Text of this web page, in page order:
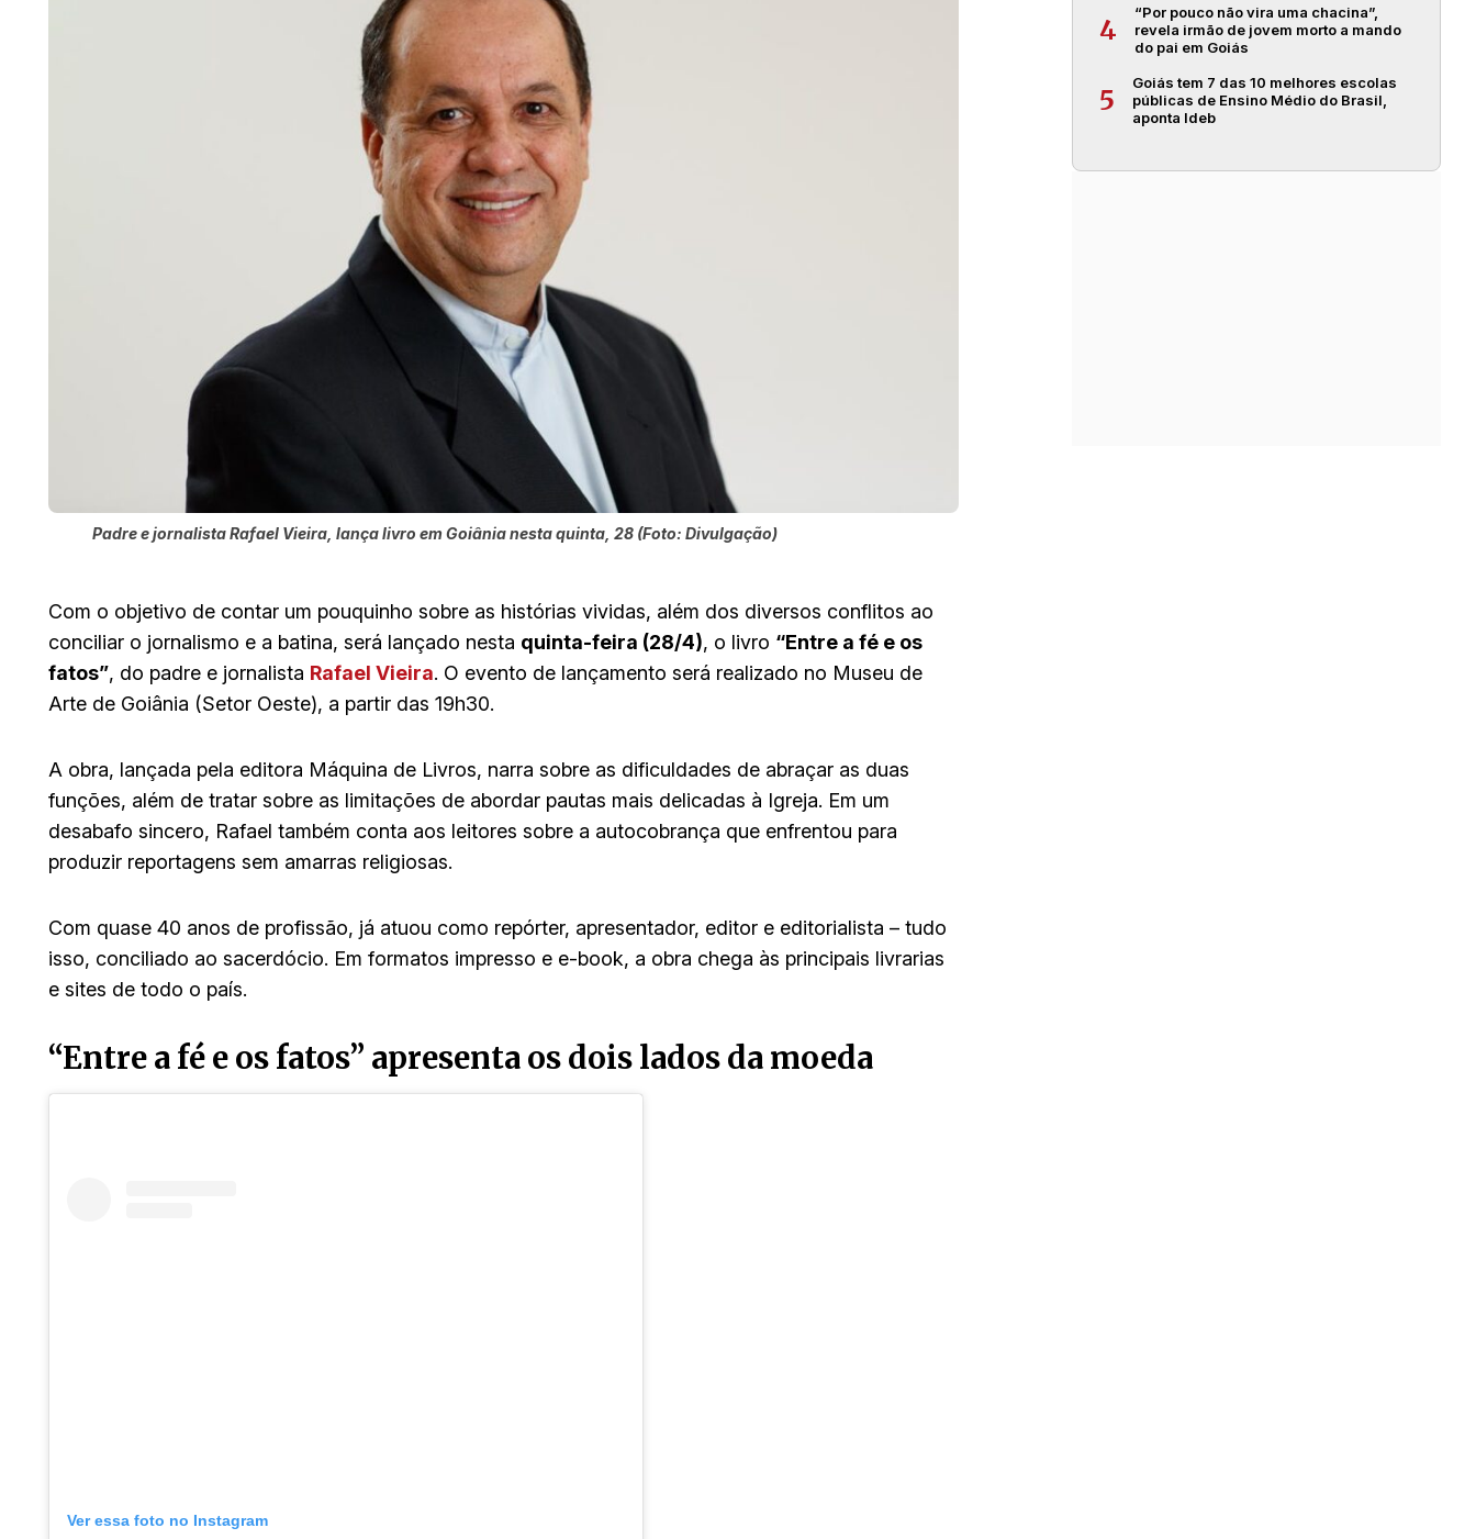
Padre e jornalista Rafael Vieira, lança livro em Goiânia nesta quinta, 28 (Foto: Divulgação)
Com o objetivo de contar um pouquinho sobre as histórias vividas, além dos diversos conflitos ao
conciliar o jornalismo e a batina, será lançado nesta quinta-feira (28/4), o livro “Entre a fé e os
fatos”, do padre e jornalista Rafael Vieira. O evento de lançamento será realizado no Museu de
Arte de Goiânia (Setor Oeste), a partir das 19h30.
A obra, lançada pela editora Máquina de Livros, narra sobre as dificuldades de abraçar as duas
funções, além de tratar sobre as limitações de abordar pautas mais delicadas à Igreja. Em um
desabafo sincero, Rafael também conta aos leitores sobre a autocobrança que enfrentou para
produzir reportagens sem amarras religiosas.
Com quase 40 anos de profissão, já atuou como repórter, apresentador, editor e editorialista – tudo
isso, conciliado ao sacerdócio. Em formatos impresso e e-book, a obra chega às principais livrarias
e sites de todo o país.
“Entre a fé e os fatos” apresenta os dois lados da moeda
Ver essa foto no Instagram
4
“Por pouco não vira uma chacina”,
revela irmão de jovem morto a mando
do pai em Goiás
5
Goiás tem 7 das 10 melhores escolas
públicas de Ensino Médio do Brasil,
aponta Ideb